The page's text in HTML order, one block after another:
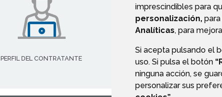
imprescindibles para
personalización,
Analíticas, para
Si acepta pulsando el
uso. Si pulsa el botón
ninguna acción, se
personalizar sus
PERFIL DEL CONTRATANTE